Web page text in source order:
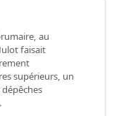
au
faisait
supérieurs, un